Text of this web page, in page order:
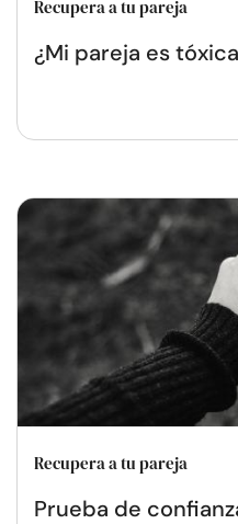
Recupera a tu pareja
¿Mi pareja es
Recupera a tu pareja
Prueba de